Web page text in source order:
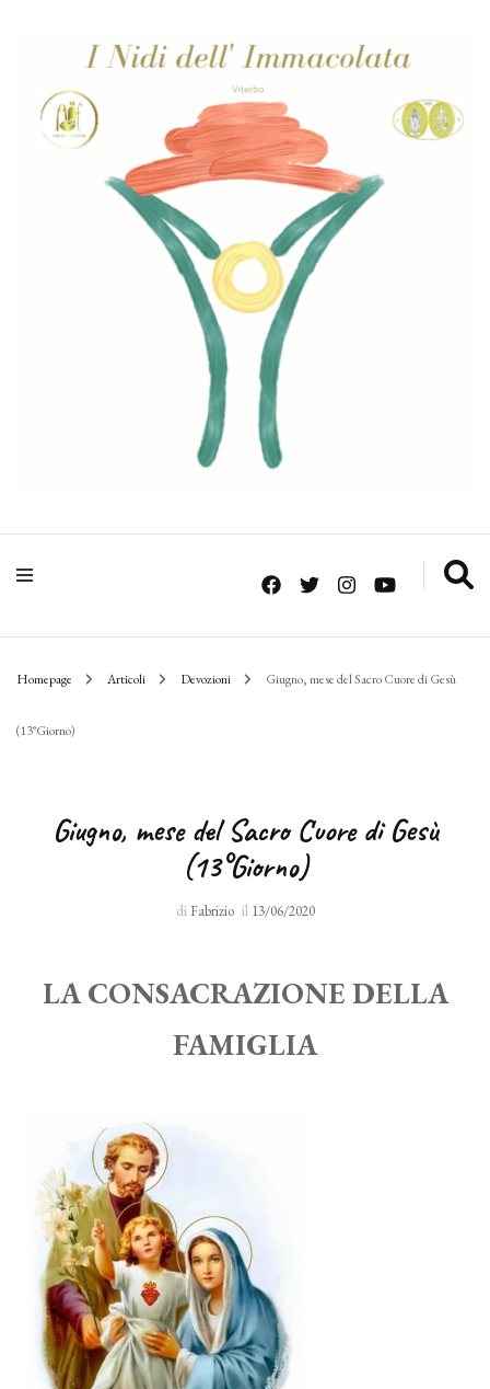
Homepage Articoli Devozioni Giugno, mese del Sacro Cuore di Gesù
(13°Giorno)
Giugno, mese del Sacro Cuore di Gesù
(13°Giorno)
di Fabrizio il 13/06/2020
LA CONSACRAZIONE DELLA
FAMIGLIA